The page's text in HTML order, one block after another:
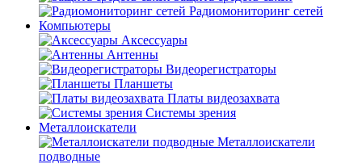
Радиомониторинг сетей
Компьютеры
Аксессуары
Антенны
Видеорегистраторы
Планшеты
Платы видеозахвата
Системы зрения
Металлоискатели
Металлоискатели
подводные